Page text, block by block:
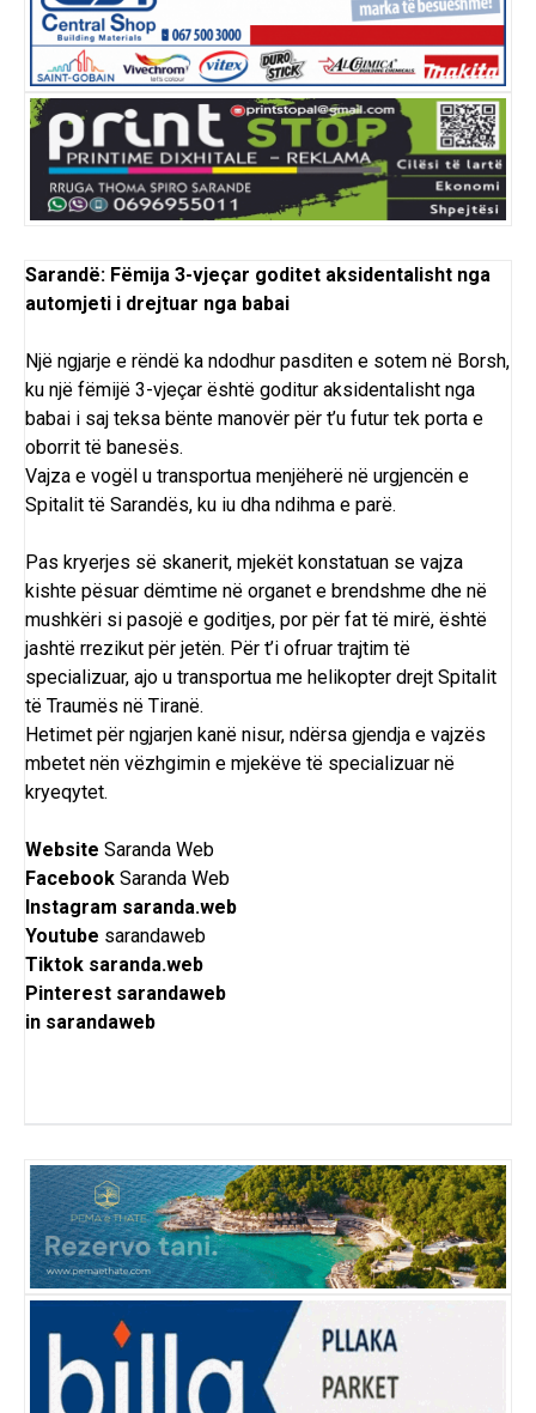
Sarandë: Fëmija 3-vjeçar goditet aksidentalisht nga
automjeti i drejtuar nga babai
Një ngjarje e rëndë ka ndodhur pasditen e sotem në Borsh,
ku një fëmijë 3-vjeçar është goditur aksidentalisht nga
babai i saj teksa bënte manovër për t’u futur tek porta e
oborrit të banesës.
Vajza e vogël u transportua menjëherë në urgjencën e
Spitalit të Sarandës, ku iu dha ndihma e parë.
Pas kryerjes së skanerit, mjekët konstatuan se vajza
kishte pësuar dëmtime në organet e brendshme dhe në
mushkëri si pasojë e goditjes, por për fat të mirë, është
jashtë rrezikut për jetën. Për t’i ofruar trajtim të
specializuar, ajo u transportua me helikopter drejt Spitalit
të Traumës në Tiranë.
Hetimet për ngjarjen kanë nisur, ndërsa gjendja e vajzës
mbetet nën vëzhgimin e mjekëve të specializuar në
kryeqytet.
Website Saranda Web
Facebook Saranda Web
Instagram saranda.web
Youtube sarandaweb
Tiktok saranda.web
Pinterest sarandaweb
in sarandaweb